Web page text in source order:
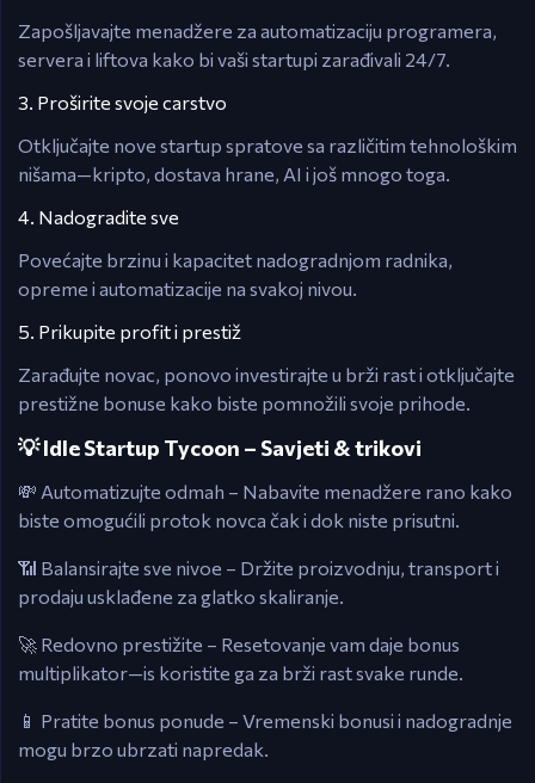
Zapošljavajte menadžere za automatizaciju programera,
servera i liftova kako bi vaši startupi zarađivali 24/7.
3. Proširite svoje carstvo
Otključajte nove startup spratove sa različitim tehnološkim
nišama—kripto, dostava hrane, AI i još mnogo toga.
4. Nadogradite sve
Povećajte brzinu i kapacitet nadogradnjom radnika,
opreme i automatizacije na svakoj nivou.
5. Prikupite profit i prestiž
Zarađujte novac, ponovo investirajte u brži rast i otključajte
prestižne bonuse kako biste pomnožili svoje prihode.
💡 Idle Startup Tycoon – Savjeti & trikovi
💸 Automatizujte odmah – Nabavite menadžere rano kako
biste omogućili protok novca čak i dok niste prisutni.
📶 Balansirajte sve nivoe – Držite proizvodnju, transport i
prodaju usklađene za glatko skaliranje.
🚀 Redovno prestižite – Resetovanje vam daje bonus
multiplikator—is koristite ga za brži rast svake runde.
📱 Pratite bonus ponude – Vremenski bonusi i nadogradnje
mogu brzo ubrzati napredak.